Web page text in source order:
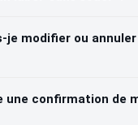
je modifier ou
une confirmation de